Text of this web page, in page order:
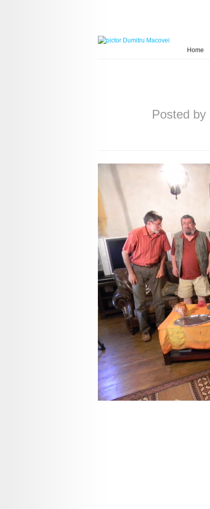
Home
Posted by